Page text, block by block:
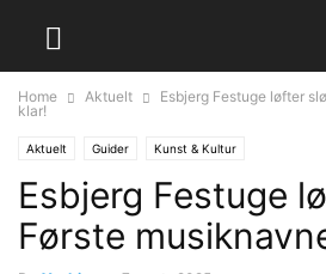
Home Aktuelt
Esbjerg Festuge løfter
klar!
Aktuelt Guider Kunst & Kultur
Esbjerg Festuge
Første